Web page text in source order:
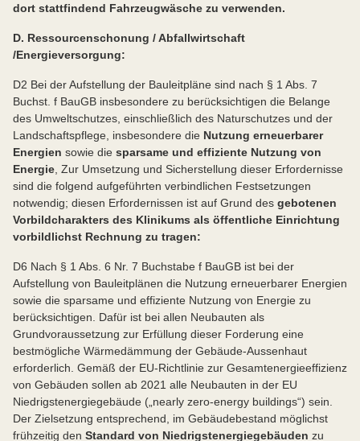
dort stattfindend Fahrzeugwäsche zu verwenden.
D. Ressourcenschonung / Abfallwirtschaft
/Energieversorgung:
D2 Bei der Aufstellung der Bauleitpläne sind nach § 1 Abs. 7
Buchst. f BauGB insbesondere zu berücksichtigen die Belange
des Umweltschutzes, einschließlich des Naturschutzes und der
Landschaftspflege, insbesondere die Nutzung erneuerbarer
Energien sowie die sparsame und effiziente Nutzung von
Energie , Zur Umsetzung und Sicherstellung dieser Erfordernisse
sind die folgend aufgeführten verbindlichen Festsetzungen
notwendig; diesen Erfordernissen ist auf Grund des gebotenen
Vorbildcharakters des Klinikums als öffentliche Einrichtung
vorbildlichst Rechnung zu tragen:
D6 Nach § 1 Abs. 6 Nr. 7 Buchstabe f BauGB ist bei der
Aufstellung von Bauleitplänen die Nutzung erneuerbarer Energien
sowie die sparsame und effiziente Nutzung von Energie zu
berücksichtigen. Dafür ist bei allen Neubauten als
Grundvoraussetzung zur Erfüllung dieser Forderung eine
bestmögliche Wärmedämmung der Gebäude-Aussenhaut
erforderlich. Gemäß der EU-Richtlinie zur Gesamtenergieeffizienz
von Gebäuden sollen ab 2021 alle Neubauten in der EU
Niedrigstenergiegebäude („nearly zero-energy buildings“) sein.
Der Zielsetzung entsprechend, im Gebäudebestand möglichst
frühzeitig den Standard von Niedrigstenergiegebäuden zu